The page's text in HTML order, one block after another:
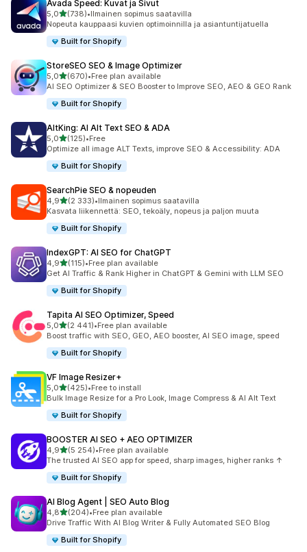
Avada Speed: Kuvat ja Sivut
5,0/ 5 tähteä
(738)
738 arvostelua yhteensä
•Ilmainen sopimus saatavilla
Nopeuta kauppaasi kuvien optimoinnilla ja asiantuntijatuella
Built for Shopify
StoreSEO SEO & Image Optimizer
5,0/ 5 tähteä
(670)
670 arvostelua yhteensä
•Free plan available
AI SEO Optimizer & SEO Booster to Improve SEO, AEO & GEO Rank
Built for Shopify
AltKing: AI Alt Text SEO & ADA
5,0/ 5 tähteä
(125)
125 arvostelua yhteensä
•Free
Optimize all image ALT Texts, improve SEO & Accessibility: ADA
Built for Shopify
SearchPie SEO & nopeuden
4,9/ 5 tähteä
(2 333)
2333 arvostelua yhteensä
•Ilmainen sopimus saatavilla
Kasvata liikennettä: SEO, tekoäly, nopeus ja paljon muuta
Built for Shopify
IndexGPT: AI SEO for ChatGPT
4,9/ 5 tähteä
(115)
115 arvostelua yhteensä
•Free plan available
Get AI Traffic & Rank Higher in ChatGPT & Gemini with LLM SEO
Built for Shopify
Tapita AI SEO Optimizer, Speed
5,0/ 5 tähteä
(2 441)
2441 arvostelua yhteensä
•Free plan available
Boost traffic with SEO, GEO, AEO booster, AI SEO image, speed
Built for Shopify
VF Image Resizer+
5,0/ 5 tähteä
(425)
425 arvostelua yhteensä
•Free to install
Bulk Image Resize for a Pro Look, Image Compress & AI Alt Text
Built for Shopify
BOOSTER AI SEO + AEO OPTIMIZER
4,9/ 5 tähteä
(5 254)
5254 arvostelua yhteensä
•Free plan available
The trusted AI SEO app for speed, sharp images, higher ranks ↑
Built for Shopify
AI Blog Agent | SEO Auto Blog
4,8/ 5 tähteä
(204)
204 arvostelua yhteensä
•Free plan available
Drive Traffic With AI Blog Writer & Fully Automated SEO Blog
Built for Shopify